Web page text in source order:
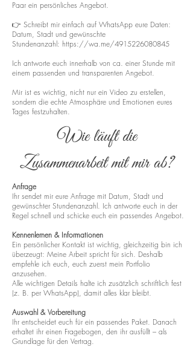
Paar ein persönliches Angebot.
👉 Schreibt mir einfach auf WhatsApp eure Daten:
Datum, Stadt und gewünschte
Stundenanzahl: https://wa.me/4915226080845
Ich antworte euch innerhalb von ca. einer Stunde mit
einem passenden und transparenten Angebot.
Mir ist es wichtig, nicht nur ein Video zu erstellen,
sondern die echte Atmosphäre und Emotionen eures
Tages festzuhalten.
Wie läuft die
Zusammenarbeit mit mir ab?
Anfrage
Ihr sendet mir eure Anfrage mit Datum, Stadt und
gewünschter Stundenanzahl. Ich antworte euch in der
Regel schnell und schicke euch ein passendes Angebot.
Kennenlernen & Informationen
Ein persönlicher Kontakt ist wichtig, gleichzeitig bin ich
überzeugt: Meine Arbeit spricht für sich. Deshalb
empfehle ich euch, euch zuerst mein Portfolio
anzusehen.
Alle wichtigen Details halte ich zusätzlich schriftlich fest
(z. B. per WhatsApp), damit alles klar bleibt.
Auswahl & Vorbereitung
Ihr entscheidet euch für ein passendes Paket. Danach
erhaltet ihr einen Fragebogen, den ihr ausfüllt – als
Grundlage für den Vertrag.